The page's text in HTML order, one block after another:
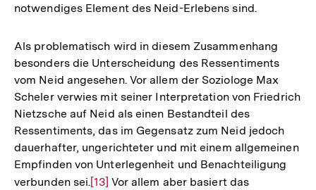
notwendiges Element des Neid-Erlebens sind.
Als problematisch wird in diesem Zusammenhang
besonders die Unterscheidung des Ressentiments
vom Neid angesehen. Vor allem der Soziologe Max
Scheler verwies mit seiner Interpretation von Friedrich
Nietzsche auf Neid als einen Bestandteil des
Ressentiments, das im Gegensatz zum Neid jedoch
dauerhafter, ungerichteter und mit einem allgemeinen
Empfinden von Unterlegenheit und Benachteiligung
verbunden sei.Zur
[13] Vor allem aber basiert das